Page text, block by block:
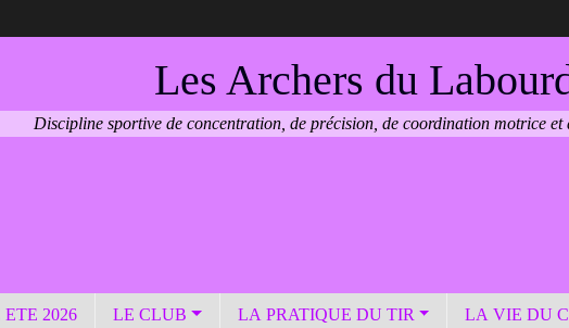
Les Archers du
Discipline sportive de concentration, de précision, de coordination motrice et
2026 LE CLUB LA PRATIQUE DU TIR LA VIE DU